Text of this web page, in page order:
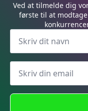
Ved at tilmelde dig
første til at